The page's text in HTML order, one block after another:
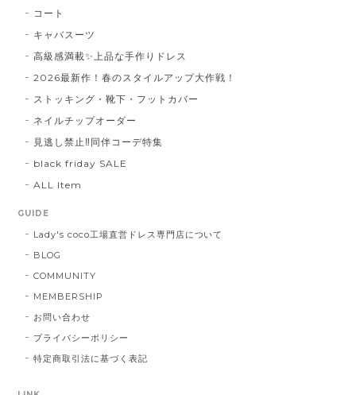
コート
キャバスーツ
高級感満載✨上品な手作りドレス
2026最新作！春のスタイルアップ大作戦！
ストッキング・靴下・フットカバー
ネイルチップオーダー
見逃し禁止‼同伴コーデ特集
black friday SALE
ALL Item
GUIDE
Lady's coco工場直営ドレス専門店について
BLOG
COMMUNITY
MEMBERSHIP
お問い合わせ
プライバシーポリシー
特定商取引法に基づく表記